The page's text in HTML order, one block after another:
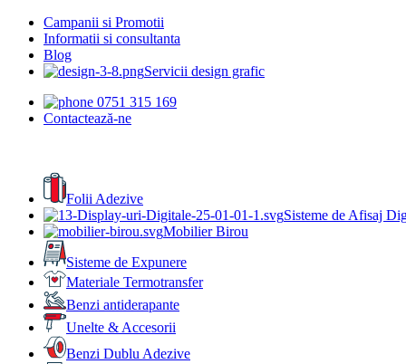
Campanii si Promotii
Informatii si consultanta
Blog
Servicii design grafic
0751 315 169
Contactează-ne
Folii Adezive
Sisteme de Afisaj
Mobilier Birou
Sisteme de Expunere
Materiale Termotransfer
Benzi antiderapante
Unelte & Accesorii
Benzi Dublu Adezive